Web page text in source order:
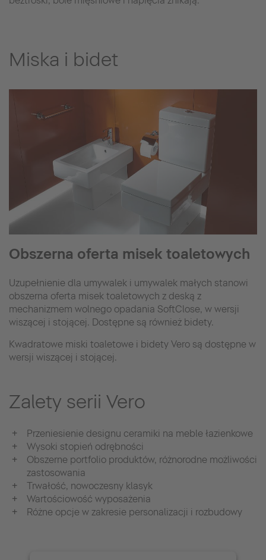
Miska i bidet
Obszerna oferta misek toaletowych
Uzupełnienie dla umywalek i umywalek małych stanowi
obszerna oferta misek toaletowych z deską z
mechanizmem wolnego opadania SoftClose, w wersji
wiszącej i stojącej. Dostępne są również bidety.
Kwadratowe miski toaletowe i bidety Vero są dostępne w
wersji wiszącej i stojącej.
Zalety serii Vero
Przeniesienie designu ceramiki na meble łazienkowe
Wysoki stopień odrębności
Obszerne portfolio produktów, różnorodne możliwości
zastosowania
Trwałość, nowoczesny klasyk
Wartościowość wyposażenia
Różne opcje w zakresie personalizacji i rozbudowy